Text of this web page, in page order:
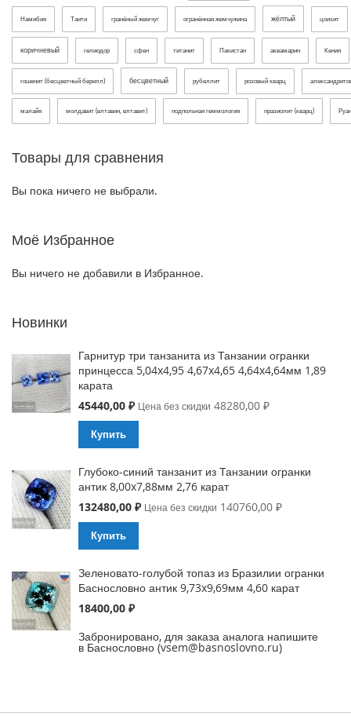
Намибия Таити гранёный жемчуг огранённая жемчужина жёлтый цоизит
коричневый гелиодор сфен титанит Пакистан аквамарин Кения
гошенит (бесцветный берилл) бесцветный рубеллит розовый кварц
малайя молдавит (влтавин, влтавит) подпольная геммология празиолит (кварц)
Товары для сравнения
Вы пока ничего не выбрали.
Моё Избранное
Вы ничего не добавили в Избранное.
Новинки
Гарнитур три танзанита из Танзании огранки
принцесса 5,04x4,95 4,67x4,65 4,64x4,64мм 1,89
карата
Special
45440,00 ₽ Цена без скидки 48280,00 ₽
Купить
Глубоко-синий танзанит из Танзании огранки
антик 8,00x7,88мм 2,76 карат
Special
132480,00 ₽ Цена без скидки 140760,00 ₽
Купить
Зеленовато-голубой топаз из Бразилии огранки
Баснословно антик 9,73x9,69мм 4,60 карат
18400,00 ₽
Забронировано, для заказа аналога напишите
в Баснословно (vsem@basnoslovno.ru)